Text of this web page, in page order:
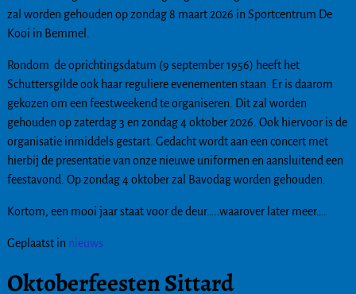
zal worden gehouden op zondag 8 maart 2026 in Sportcentrum De
Kooi in Bemmel.
Rondom de oprichtingsdatum (9 september 1956) heeft het
Schuttersgilde ook haar reguliere evenementen staan. Er is daarom
gekozen om een feestweekend te organiseren. Dit zal worden
gehouden op zaterdag 3 en zondag 4 oktober 2026. Ook hiervoor is de
organisatie inmiddels gestart. Gedacht wordt aan een concert met
hierbij de presentatie van onze nieuwe uniformen en aansluitend een
feestavond. Op zondag 4 oktober zal Bavodag worden gehouden.
Kortom, een mooi jaar staat voor de deur…..waarover later meer….
Geplaatst in nieuws
Oktoberfeesten Sittard